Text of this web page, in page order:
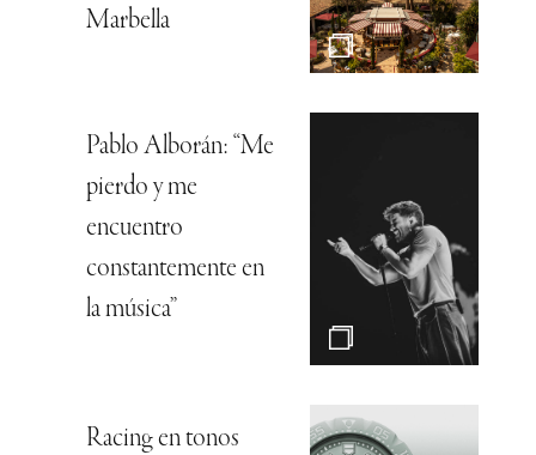
Marbella
Pablo Alborán: “Me
pierdo y me
encuentro
constantemente en
la música”
Racing en tonos